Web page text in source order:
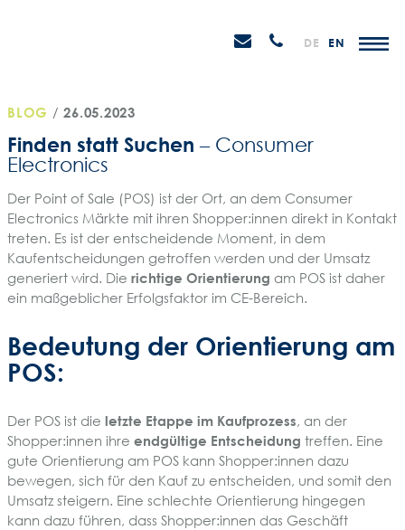
Email Anrufen
DE EN
BLOG /26.05.2023
Finden statt Suchen – Consumer
Electronics
Der Point of Sale (POS) ist der Ort, an dem Consumer
Electronics Märkte mit ihren Shopper:innen direkt in Kontakt
treten. Es ist der entscheidende Moment, in dem
Kaufentscheidungen getroffen werden und der Umsatz
generiert wird. Die richtige Orientierung am POS ist daher
ein maßgeblicher Erfolgsfaktor im CE-Bereich.
Bedeutung der Orientierung am
POS:
Der POS ist die letzte Etappe im Kaufprozess, an der
Shopper:innen ihre endgültige Entscheidung treffen. Eine
gute Orientierung am POS kann Shopper:innen dazu
bewegen, sich für den Kauf zu entscheiden, und somit den
Umsatz steigern. Eine schlechte Orientierung hingegen
kann dazu führen, dass Shopper:innen das Geschäft